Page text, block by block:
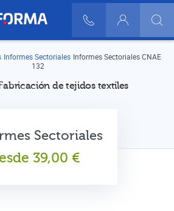
900 10 30 20
Login
Informes Sectoriales Informes Sectoriales CNAE
132
de tejidos textiles
Sectoriales
39,00 €